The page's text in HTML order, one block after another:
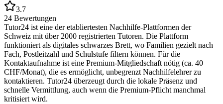
3.7
24 Bewertungen
Tutor24 ist eine der etabliertesten Nachhilfe-Plattformen der
Schweiz mit über 2000 registrierten Tutoren. Die Plattform
funktioniert als digitales schwarzes Brett, wo Familien gezielt nach
Fach, Postleitzahl und Schulstufe filtern können. Für die
Kontaktaufnahme ist eine Premium-Mitgliedschaft nötig (ca. 40
CHF/Monat), die es ermöglicht, unbegrenzt Nachhilfelehrer zu
kontaktieren. Tutor24 überzeugt durch die lokale Präsenz und
schnelle Vermittlung, auch wenn die Premium-Pflicht manchmal
kritisiert wird.